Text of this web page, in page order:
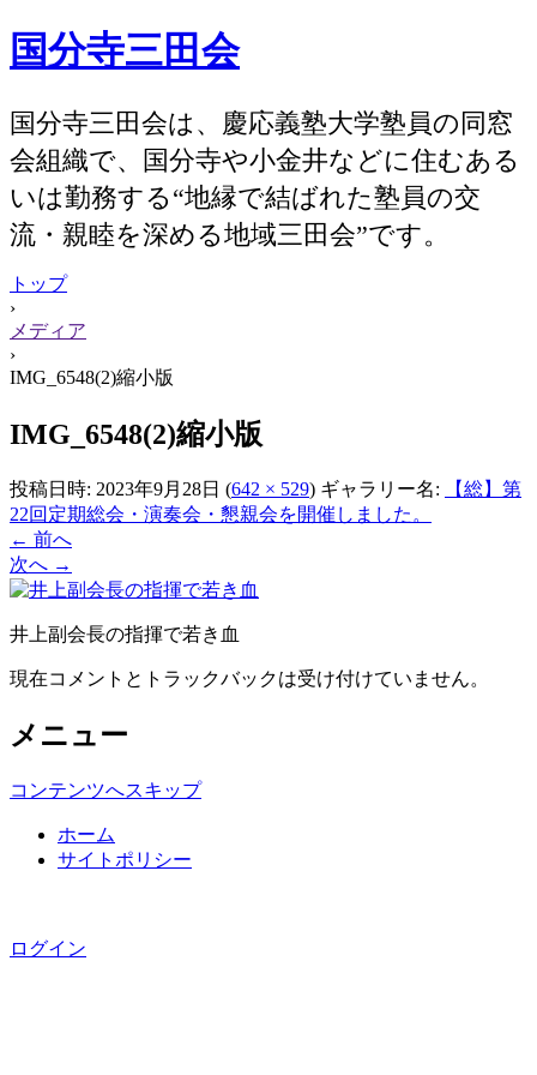
国分寺三田会
国分寺三田会は、慶応義塾大学塾員の同窓
会組織で、国分寺や小金井などに住むある
いは勤務する“地縁で結ばれた塾員の交
流・親睦を深める地域三田会”です。
トップ
›
メディア
›
IMG_6548(2)縮小版
IMG_6548(2)縮小版
投稿日時: 2023年9月28日 (642 × 529) ギャラリー名:
【総】第
22回定期総会・演奏会・懇親会を開催しました。
← 前へ
次へ →
井上副会長の指揮で若き血
現在コメントとトラックバックは受け付けていません。
メニュー
コンテンツへスキップ
ホーム
サイトポリシー
ログイン